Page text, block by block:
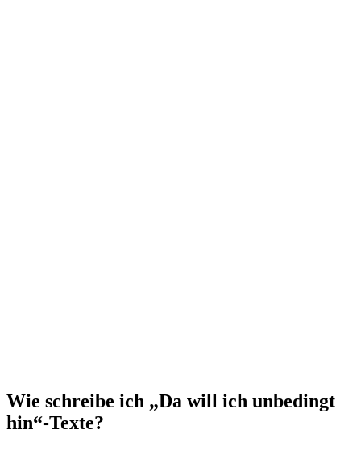
Wie schreibe ich „Da will ich unbedingt
hin“-Texte?